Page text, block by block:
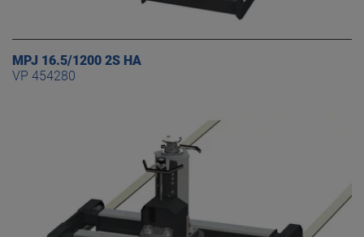
MPJ 16.5/1200 2S HA
VP 454280